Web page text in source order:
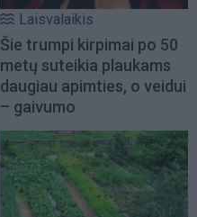
Laisvalaikis
Šie trumpi kirpimai po 50
metų suteikia plaukams
daugiau apimties, o veidui
– gaivumo